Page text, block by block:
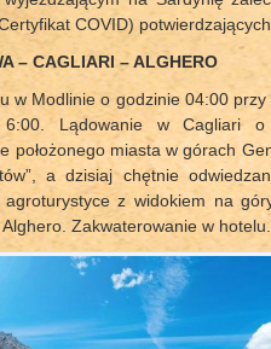
COVID)
– CAGLIARI – ALGHERO
w Modlinie o godzinie 04:00
Lądowanie w Cagliari
położonego miasta w górach
a dzisiaj chętnie
z widokiem na
Zakwaterowanie w